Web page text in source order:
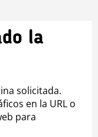
la
solicitada.
en la URL o
para